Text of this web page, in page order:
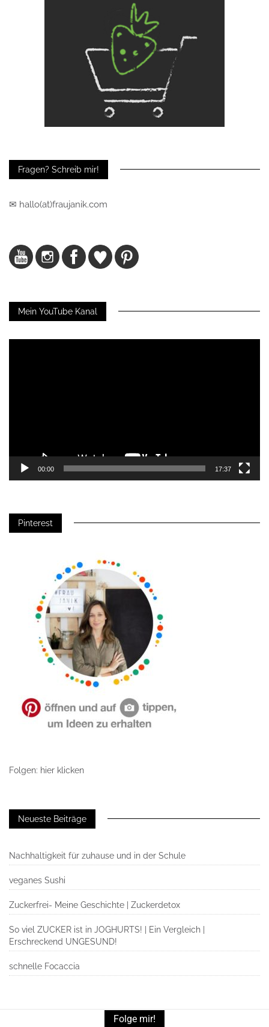
Fragen? Schreib mir!
✉ hallo(at)fraujanik.com
Mein YouTube Kanal
00:00 17:37
Pinterest
Folgen: hier klicken
Neueste Beiträge
Nachhaltigkeit für zuhause und in der Schule
veganes Sushi
Zuckerfrei- Meine Geschichte | Zuckerdetox
So viel ZUCKER ist in JOGHURTS! | Ein Vergleich |
Erschreckend UNGESUND!
schnelle Focaccia
Folge mir!